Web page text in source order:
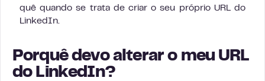
quê quando se trata de criar o seu próprio URL do
LinkedIn.
Porquê devo alterar o meu URL
do LinkedIn?